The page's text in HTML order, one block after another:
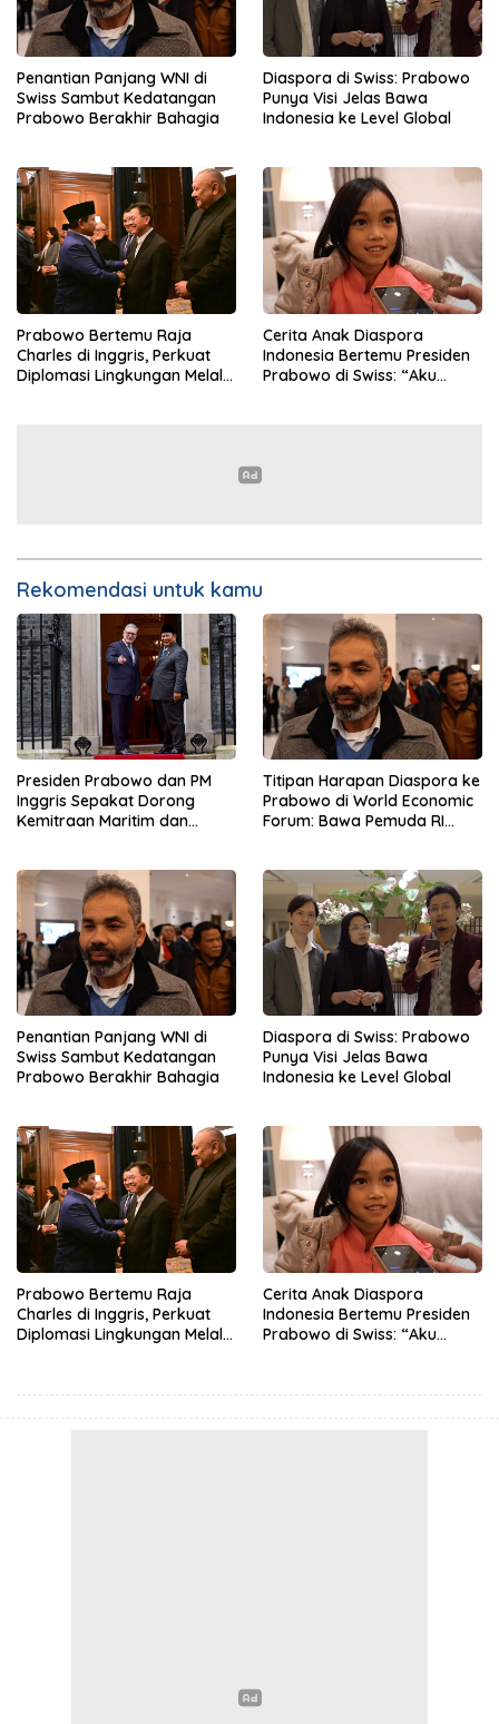
Penantian Panjang WNI di
Swiss Sambut Kedatangan
Prabowo Berakhir Bahagia
Diaspora di Swiss: Prabowo
Punya Visi Jelas Bawa
Indonesia ke Level Global
Prabowo Bertemu Raja
Charles di Inggris, Perkuat
Diplomasi Lingkungan Melalui
Cerita Anak Diaspora
Indonesia Bertemu Presiden
Prabowo di Swiss: “Aku
Rekomendasi untuk kamu
Presiden Prabowo dan PM
Inggris Sepakat Dorong
Kemitraan Maritim dan
Titipan Harapan Diaspora ke
Prabowo di World Economic
Forum: Bawa Pemuda RI
Penantian Panjang WNI di
Swiss Sambut Kedatangan
Prabowo Berakhir Bahagia
Diaspora di Swiss: Prabowo
Punya Visi Jelas Bawa
Indonesia ke Level Global
Prabowo Bertemu Raja
Charles di Inggris, Perkuat
Diplomasi Lingkungan Melalui
Cerita Anak Diaspora
Indonesia Bertemu Presiden
Prabowo di Swiss: “Aku